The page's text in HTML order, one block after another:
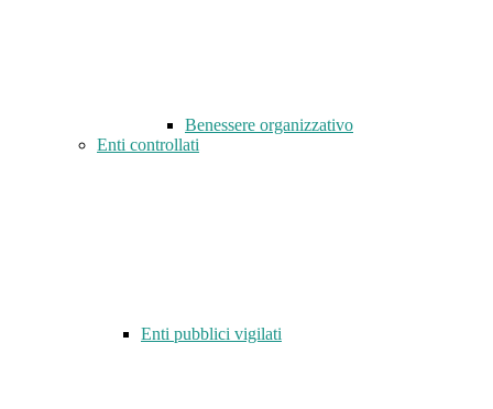
Benessere organizzativo
Enti controllati
Enti pubblici vigilati